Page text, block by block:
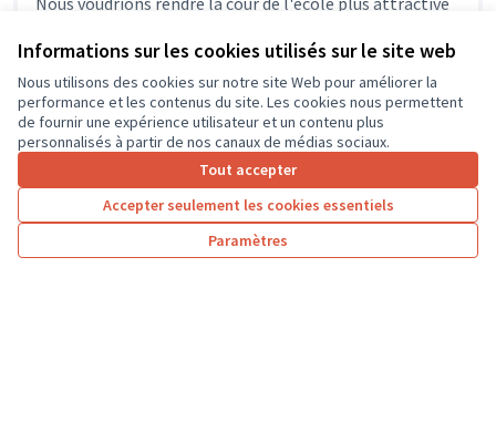
Informations sur les cookies utilisés sur le site web
Nous utilisons des cookies sur notre site Web pour améliorer la
performance et les contenus du site. Les cookies nous permettent
de fournir une expérience utilisateur et un contenu plus
personnalisés à partir de nos canaux de médias sociaux.
Tout accepter
Accepter seulement les cookies essentiels
Paramètres
d'apprentissage pour développer...
Résultats par page : 50
7